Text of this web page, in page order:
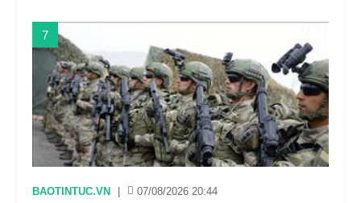
7
BAOTINTUC.VN 07/08/2026 20:44